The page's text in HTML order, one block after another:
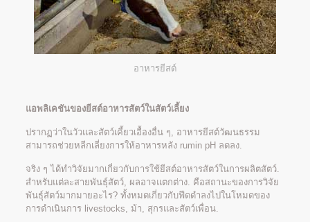
อาหารยีสต์
แอพลิเคชันของยีสต์อาหารสัตว์ในสัตว์เลี้ยง
ปรากฏว่าในวัวและสัตว์เคี้ยวเอื้องอื่น ๆ, อาหารยีสต์วัฒนธรรม
สามารถช่วยหลีกเลี่ยงการให้อาหารหลัง rumin pH ลดลง.
จริง ๆ ได้ทำวิจัยมากเกี่ยวกับการใช้ยีสต์อาหารสัตว์ในการผลิตสัตว์.
สำหรับแต่ละสายพันธุ์สัตว์, ผลอาจแตกต่าง. คือสถานะของการวิจัย
พันธุ์สัตว์มากมายอะไร? ทั้งหมดเกี่ยวกับฟีดดำลงไปในโหมดของ
การดำเนินการ livestocks, ม้า, สุกรและสัตว์เพื่อน.